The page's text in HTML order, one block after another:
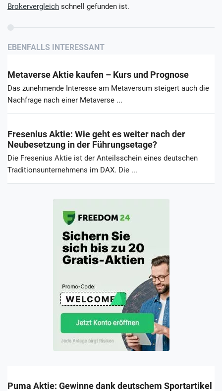
Brokervergleich schnell gefunden ist.
EBENFALLS INTERESSANT
Metaverse Aktie kaufen – Kurs und Prognose
Das zunehmende Interesse am Metaversum steigert auch die
Nachfrage nach einer Metaverse ...
Fresenius Aktie: Wie geht es weiter nach der
Neubesetzung in der Führungsetage?
Die Fresenius Aktie ist der Anteilsschein eines deutschen
Traditionsunternehmens im DAX. Die ...
Puma Aktie: Gewinne dank deutschem Sportartikel